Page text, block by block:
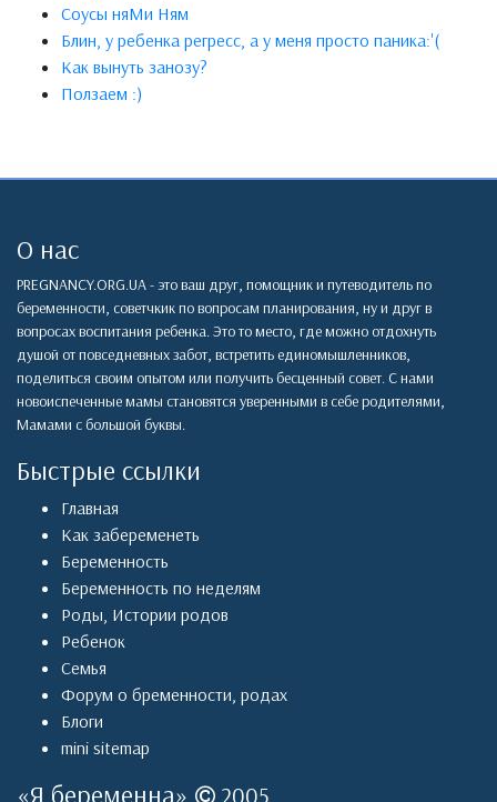
Соусы няМи Ням
Блин, у ребенка регресс, а у меня просто паника:'(
Как вынуть занозу?
Ползаем :)
О нас
PREGNANCY.ORG.UA - это ваш друг, помощник и путеводитель по
беременности, советчкик по вопросам планирования, ну и друг в
вопросах воспитания ребенка. Это то место, где можно отдохнуть
душой от повседневных забот, встретить единомышленников,
поделиться своим опытом или получить бесценный совет. С нами
новоиспеченные мамы становятся уверенными в себе родителями,
Мамами с большой буквы.
Быстрые ссылки
Главная
Как забеременеть
Беременность
Беременность по неделям
Роды, Истории родов
Ребенок
Семья
Форум о бременности, родах
Блоги
mini sitemap
«Я беременна» 2005